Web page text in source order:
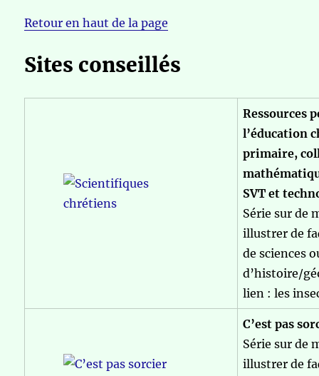
Retour en haut de la page
Sites conseillés
Ressources
l’éducation
primaire,
SVT et
Série sur de
illustrer de
de sciences
d’histoire/
lien : les
C’est pas
Série sur de
illustrer de